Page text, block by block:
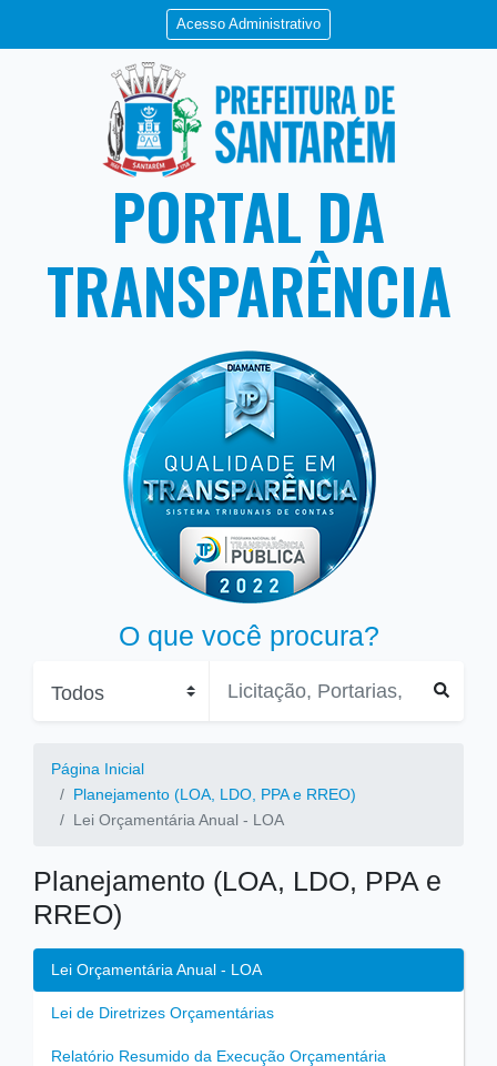
Acesso Administrativo
PORTAL DA
TRANSPARÊNCIA
O que você procura?
Página Inicial
Planejamento (LOA, LDO, PPA e RREO)
Lei Orçamentária Anual - LOA
Planejamento (LOA, LDO, PPA e
RREO)
Lei Orçamentária Anual - LOA
Lei de Diretrizes Orçamentárias
Relatório Resumido da Execução Orçamentária